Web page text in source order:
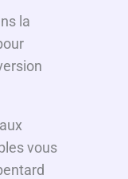
la
vous